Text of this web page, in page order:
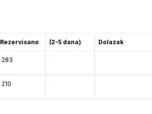
Rezervisano (2-5 dana) Dolazak
283
210